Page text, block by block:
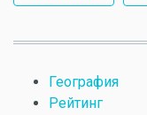
География
Рейтинг